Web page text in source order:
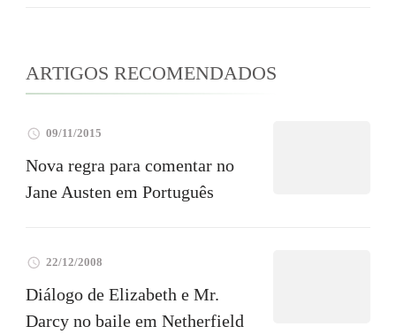
ARTIGOS RECOMENDADOS
09/11/2015
Nova regra para comentar no
Jane Austen em Português
22/12/2008
Diálogo de Elizabeth e Mr.
Darcy no baile em Netherfield